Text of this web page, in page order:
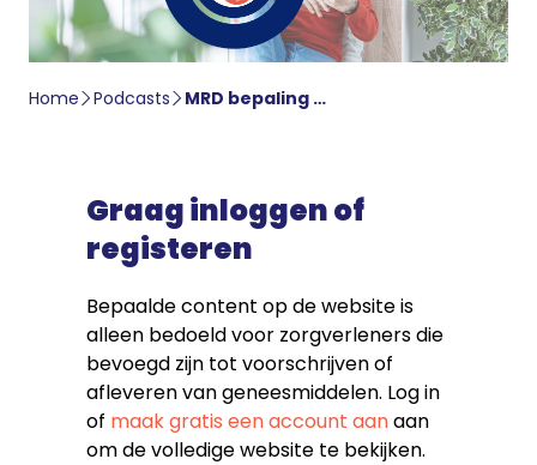
Home Podcasts MRD bepaling bij AML patiënten – Jesse Tettero
Graag inloggen of
registeren
Bepaalde content op de website is
alleen bedoeld voor zorgverleners die
bevoegd zijn tot voorschrijven of
afleveren van geneesmiddelen. Log in
of maak gratis een account aanaan
om de volledige website te bekijken.